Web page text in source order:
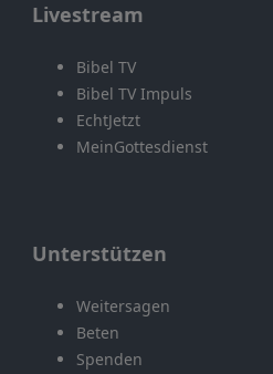
Livestream
Bibel TV
Bibel TV Impuls
EchtJetzt
MeinGottesdienst
Unterstützen
Weitersagen
Beten
Spenden